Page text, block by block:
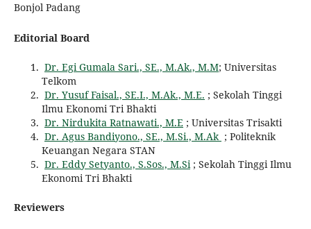
Bonjol Padang
Editorial Board
Dr. Egi Gumala Sari., SE., M.Ak., M.M; Universitas
Telkom
Dr. Yusuf Faisal., SE.I., M.Ak., M.E. ; Sekolah Tinggi
Ilmu Ekonomi Tri Bhakti
Dr. Nirdukita Ratnawati., M.E; Universitas Trisakti
Dr. Agus Bandiyono., SE., M.Si., M.Ak ; Politeknik
Keuangan Negara STAN
Dr. Eddy Setyanto., S.Sos., M.Si; Sekolah Tinggi Ilmu
Ekonomi Tri Bhakti
Reviewers